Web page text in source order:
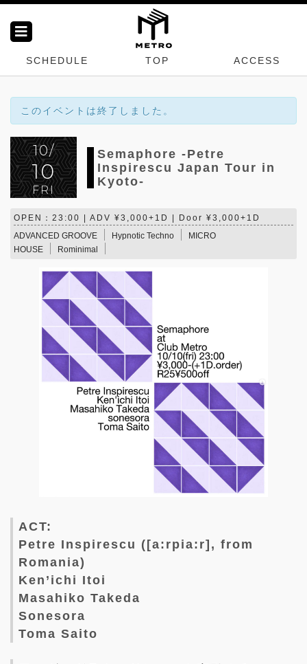
SCHEDULE TOP ACCESS
このイベントは終了しました。
10/
10
FRI
Semaphore -Petre
Inspirescu Japan Tour in
Kyoto-
OPEN：23:00 | ADV ¥3,000+1D | Door ¥3,000+1D
ADVANCED GROOVE
Hypnotic Techno
MICRO
HOUSE
Rominimal
ACT:
Petre Inspirescu ([a:rpia:r], from
Romania)
Ken’ichi Itoi
Masahiko Takeda
Sonesora
Toma Saito